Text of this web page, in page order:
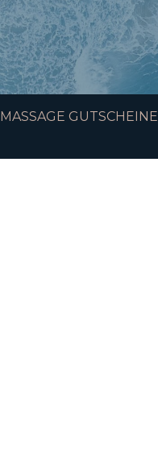
MASSAGE GUTSCHEINE